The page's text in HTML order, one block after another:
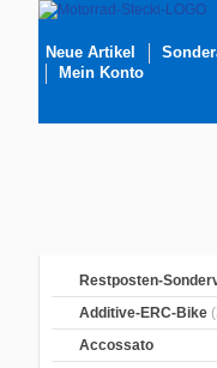
Neue Artikel
Mein Konto
Restposten-
Additive-ERC-Bike
Accossato